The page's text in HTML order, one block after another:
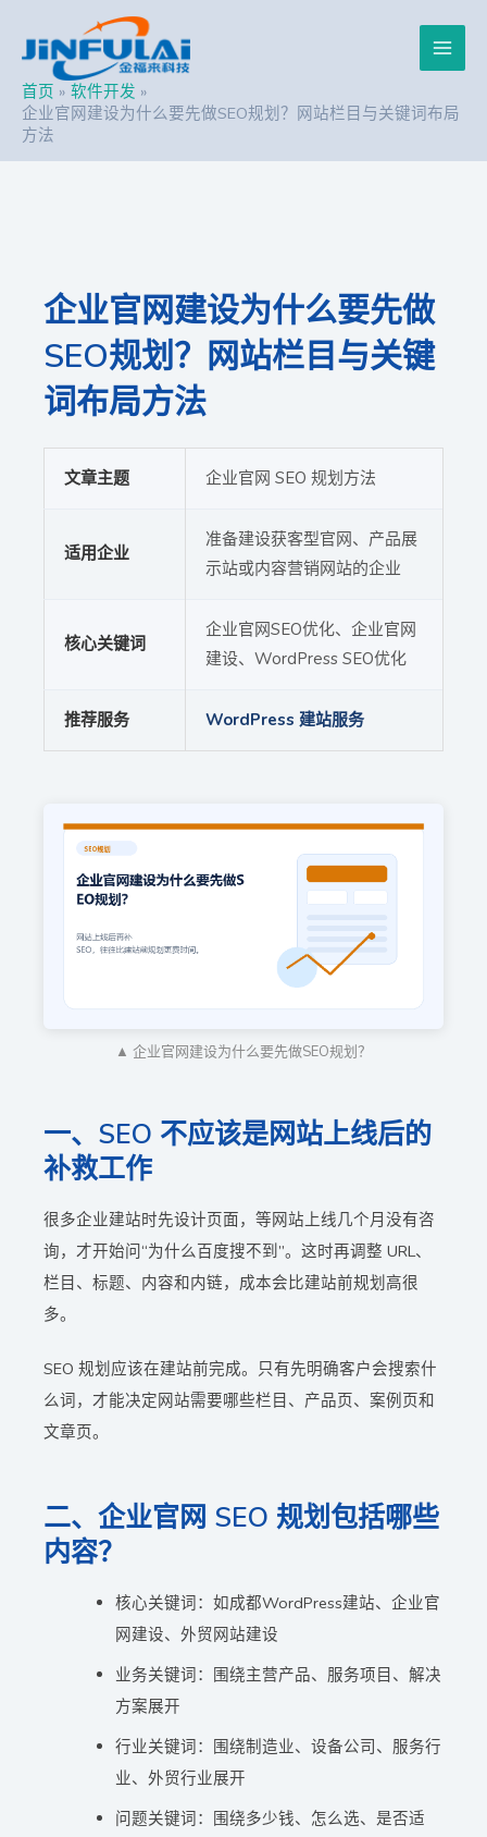
Main
首页
软件开发
企业官网建设为什么要先做SEO规划？网站栏目与关键词布局
方法
企业官网建设为什么要先做
SEO规划？网站栏目与关键
词布局方法
文章主题 企业官网 SEO 规划方法
适用企业
准备建设获客型官网、产品展
示站或内容营销网站的企业
核心关键词
企业官网SEO优化、企业官网
建设、WordPress SEO优化
推荐服务 WordPress 建站服务
▲ 企业官网建设为什么要先做SEO规划？
一、SEO 不应该是网站上线后的
补救工作
很多企业建站时先设计页面，等网站上线几个月没有咨
询，才开始问“为什么百度搜不到”。这时再调整 URL、
栏目、标题、内容和内链，成本会比建站前规划高很
多。
SEO 规划应该在建站前完成。只有先明确客户会搜索什
么词，才能决定网站需要哪些栏目、产品页、案例页和
文章页。
二、企业官网 SEO 规划包括哪些
内容？
核心关键词：如成都WordPress建站、企业官
网建设、外贸网站建设
业务关键词：围绕主营产品、服务项目、解决
方案展开
行业关键词：围绕制造业、设备公司、服务行
业、外贸行业展开
问题关键词：围绕多少钱、怎么选、是否适
navigation